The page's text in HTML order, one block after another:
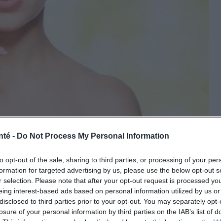
- Do Not Process My Personal Information
opt-out of the sale, sharing to third parties, or processing of your
for targeted advertising by us, please use the below opt-out
selection. Please note that after your opt-out request is processed
interest-based ads based on personal information utilized by us
to third parties prior to your opt-out. You may separately
of your personal information by third parties on the IAB’s list of
PantherMedia
à notre apparence, elle joue également
Pour prendre soin de sa peau, il faut en
bonnes habitudes et les bons produits. Dans cet